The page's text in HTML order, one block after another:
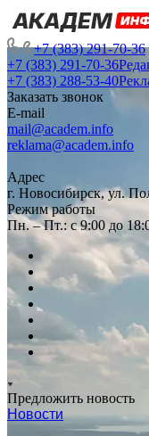
+7 (383) 291-70-36
+7 (383) 291-70-36
+7 (383) 288-53-40
Заказать звонок
E-mail
mail@academ.info
reklama@academ.info
Адрес
г. Новосибирск, ул.
Режим работы
Пн. – Пт.: с 9:00 до
Предложить новость
Новости